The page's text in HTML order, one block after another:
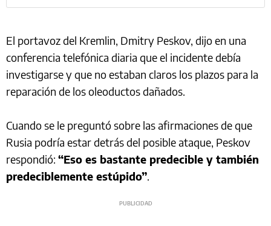
El portavoz del Kremlin, Dmitry Peskov, dijo en una
conferencia telefónica diaria que el incidente debía
investigarse y que no estaban claros los plazos para la
reparación de los oleoductos dañados.
Cuando se le preguntó sobre las afirmaciones de que
Rusia podría estar detrás del posible ataque, Peskov
respondió: “Eso es bastante predecible y también
predeciblemente estúpido”.